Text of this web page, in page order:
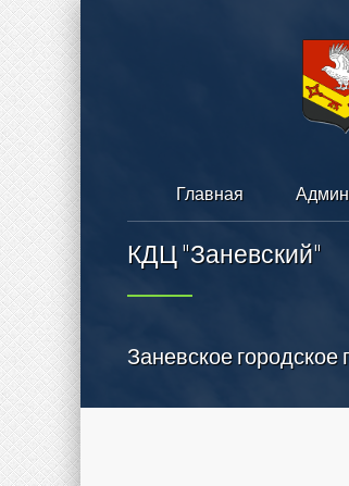
Главная
КДЦ "Заневский"
Заневское городское